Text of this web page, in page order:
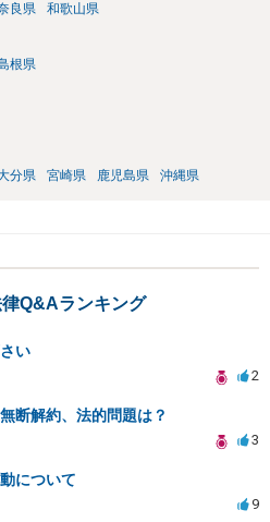
良県 和歌山県
根県
分県 宮崎県 鹿児島県 沖縄県
Q&Aランキング
い
2
断解約、法的問題は？
3
について
9